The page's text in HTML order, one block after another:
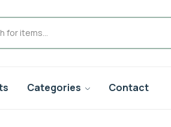
Categories Contact